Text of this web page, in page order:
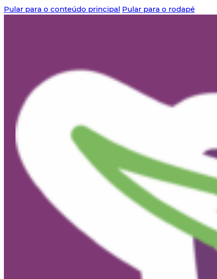
Pular para o conteúdo principal Pular para o rodapé